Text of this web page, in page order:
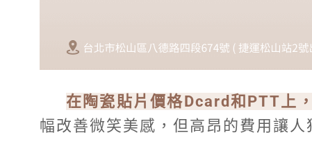
在陶瓷貼片價格Dcard和PTT上
幅改善微笑美感，但高昂的費用讓